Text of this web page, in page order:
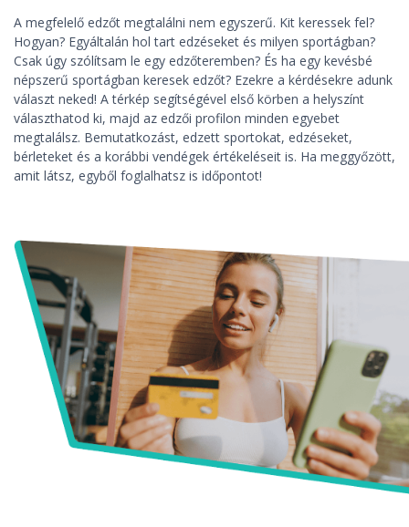
A megfelelő edzőt megtalálni nem egyszerű. Kit keressek fel?
Hogyan? Egyáltalán hol tart edzéseket és milyen sportágban?
Csak úgy szólítsam le egy edzőteremben? És ha egy kevésbé
népszerű sportágban keresek edzőt? Ezekre a kérdésekre adunk
választ neked! A térkép segítségével első körben a helyszínt
választhatod ki, majd az edzői profilon minden egyebet
megtalálsz. Bemutatkozást, edzett sportokat, edzéseket,
bérleteket és a korábbi vendégek értékeléseit is. Ha meggyőzött,
amit látsz, egyből foglalhatsz is időpontot!